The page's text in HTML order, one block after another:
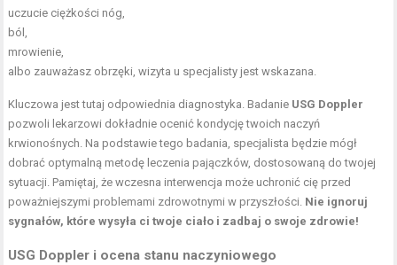
uczucie ciężkości nóg,
ból,
mrowienie,
albo zauważasz obrzęki, wizyta u specjalisty jest wskazana.
Kluczowa jest tutaj odpowiednia diagnostyka. Badanie USG Doppler
pozwoli lekarzowi dokładnie ocenić kondycję twoich naczyń
krwionośnych. Na podstawie tego badania, specjalista będzie mógł
dobrać optymalną metodę leczenia pajączków, dostosowaną do twojej
sytuacji. Pamiętaj, że wczesna interwencja może uchronić cię przed
poważniejszymi problemami zdrowotnymi w przyszłości. Nie ignoruj
sygnałów, które wysyła ci twoje ciało i zadbaj o swoje zdrowie!
USG Doppler i ocena stanu naczyniowego